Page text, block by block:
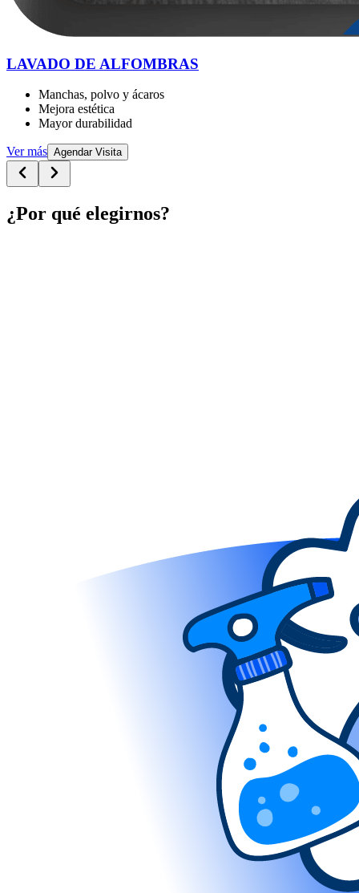
LAVADO DE ALFOMBRAS
Manchas, polvo y ácaros
Mejora estética
Mayor durabilidad
Ver más Agendar Visita
¿Por qué elegirnos?